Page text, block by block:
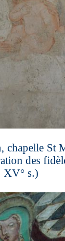
, chapelle St
des
XV° s.)